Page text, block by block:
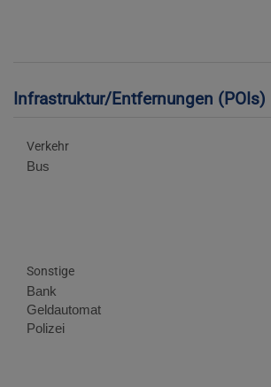
Infrastruktur/Entfernungen (POIs)
Verkehr
Bus
Sonstige
Bank
Geldautomat
Polizei